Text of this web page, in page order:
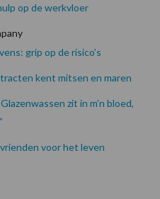
op de werkvloer
grip op de risico’s
kent mitsen en maren
zit in m’n bloed,
voor het leven